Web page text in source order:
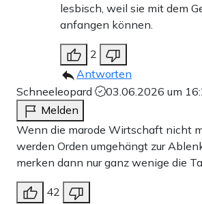
lesbisch, weil sie mit dem
anfangen können.
2
Antworten
Schneeleopard
03.06.2026 um
Melden
Wenn die marode Wirtschaft nicht
werden Orden umgehängt zur
merken dann nur ganz wenige die
42